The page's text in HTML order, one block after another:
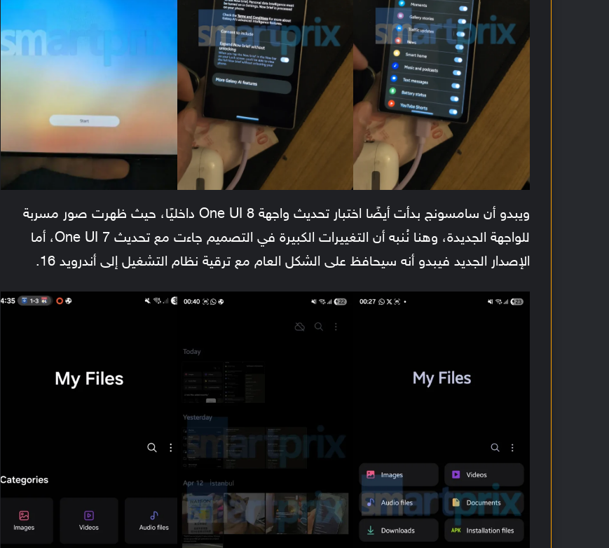
ويبدو أن سامسونج بدأت أيضًا اختبار تحديث واجهة One UI 8 داخليًا، حيث ظهرت صور مسربة
للواجهة الجديدة، وهنا نُنبه أن التغييرات الكبيرة في التصميم جاءت مع تحديث One UI 7، أما
الإصدار الجديد فيبدو أنه سيحافظ على الشكل العام مع ترقية نظام التشغيل إلى أندرويد 16.